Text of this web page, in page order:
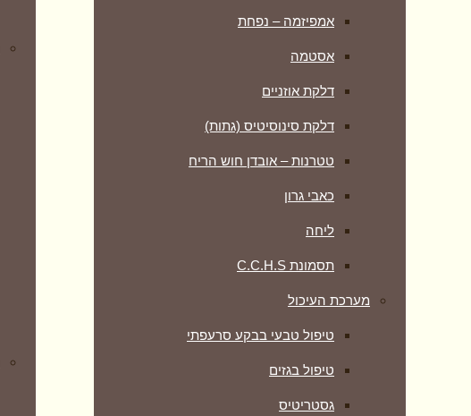
אמפיזמה – נפחת
אסטמה
דלקת אוזניים
דלקת סינוסיטיס (גתות)
טטרנות – אובדן חוש הריח
כאבי גרון
ליחה
תסמונת C.C.H.S
מערכת העיכול
טיפול טבעי בבקע סרעפתי
טיפול בגזים
גסטריטיס